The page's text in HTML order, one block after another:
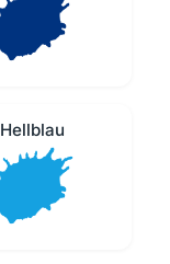
Hellblau